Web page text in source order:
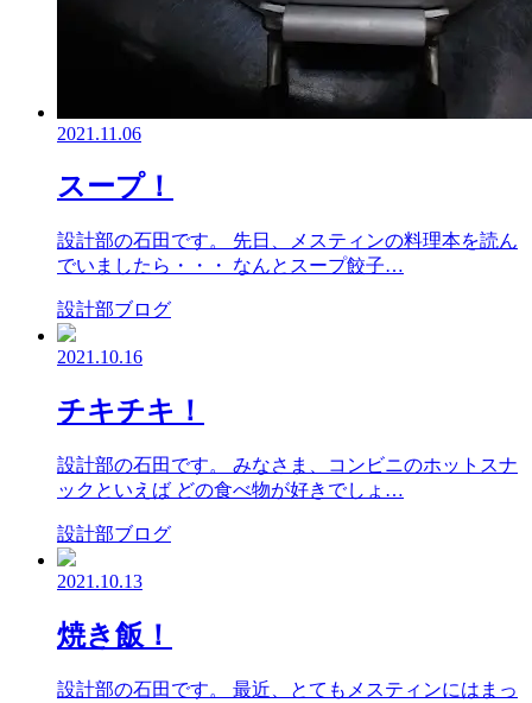
2021.11.06
スープ！
設計部の石田です。 先日、メスティンの料理本を読ん
でいましたら・・・ なんとスープ餃子…
設計部ブログ
2021.10.16
チキチキ！
設計部の石田です。 みなさま、コンビニのホットスナ
ックといえば どの食べ物が好きでしょ…
設計部ブログ
2021.10.13
焼き飯！
設計部の石田です。 最近、とてもメスティンにはまっ